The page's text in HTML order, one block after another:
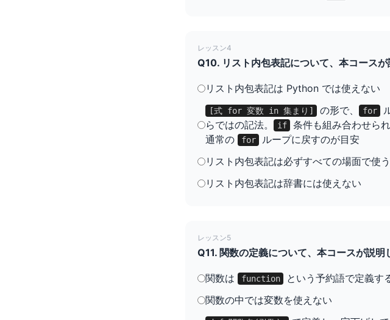
レッスン4
Q10. リスト内包表記について、本コース
リスト内包表記は Python では使えない
[式 for 変数 in 集まり] の形で、 for
らではの記法。
if
条件も組み合わせら
通常の
for
ループに戻すのが目安
リスト内包表記は必ずすべての場面で使
リスト内包表記は辞書には使えない
レッスン5
Q11. 関数の定義について、本コースが説明
関数は function
という予約語で定義す
関数の中では変数を使えない